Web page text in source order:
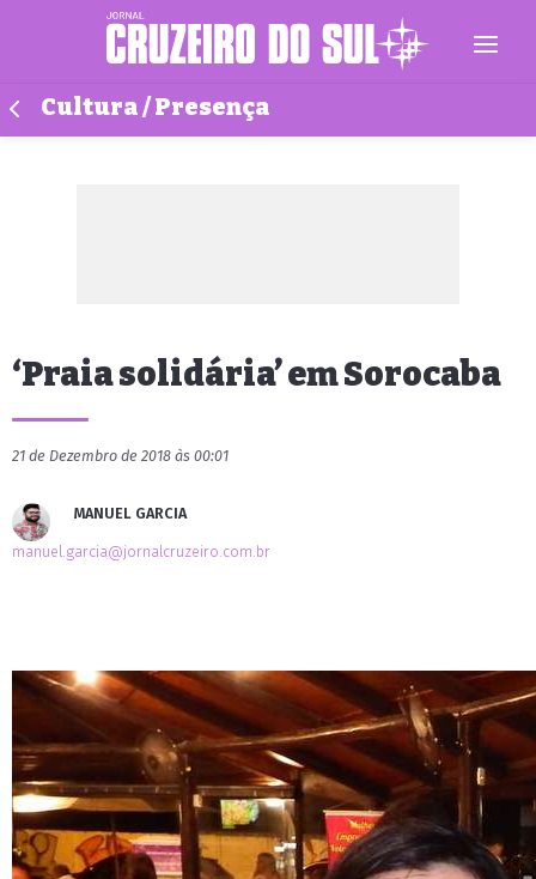
Cultura / Presença
‘Praia solidária’ em Sorocaba
21 de Dezembro de 2018 às 00:01
MANUEL GARCIA
manuel.garcia@jornalcruzeiro.com.br